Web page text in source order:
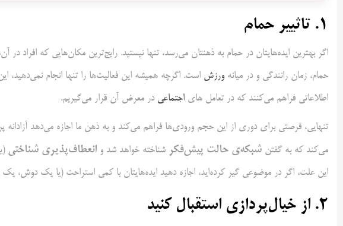
۱. تاثییر حمام
اگر بهترین ایده‌هایتان در حمام به ذهنتان می‌رسد، تنها نیستید. رایج‌ترین مکان‌هایی که افراد در
حمام، زمان رانندگی و در میانهورزش است. اگرچه همیشه این فعالیت‌ها را تنها انجام
اطلاعاتی فراهم می‌کنند که در تعامل های اجتماعی در معرض آن قرار می‌گیریم.
تنهایی، فرصتی برای دوری از این حجم ورودی‌ها فراهم می‌کند و به ذهن ما اجازه می‌دهد آزادانه
می‌کند که به گفتن شبکه‌ی حالت پیش‌فکر شناخته خواهد شد و انعطاف‌پذیری شناختی
این علت، اگر در موضوعی گیر کرده‌اید، اجازه دهید ایده‌هایتان با کمی استراحت (یا یک دوش، یک
۲. از خیال‌پردازی استقبال کنید